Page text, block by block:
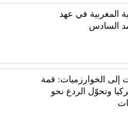
المغربية في عهد
السادس
إلى الخوارزميات: قمة
وتحوّل الردع نحو